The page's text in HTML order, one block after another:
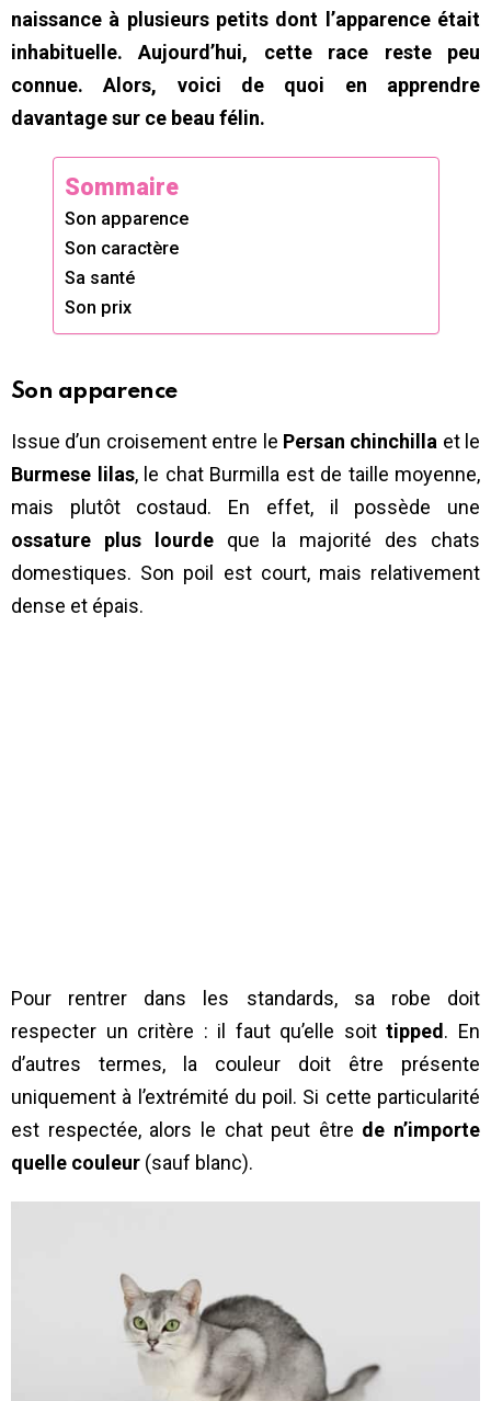
naissance à plusieurs petits dont l’apparence était
inhabituelle. Aujourd’hui, cette race reste peu
connue. Alors, voici de quoi en apprendre
davantage sur ce beau félin.
Sommaire
Son apparence
Son caractère
Sa santé
Son prix
Son apparence
Issue d’un croisement entre le Persan chinchilla et le
Burmese lilas, le chat Burmilla est de taille moyenne,
mais plutôt costaud. En effet, il possède une
ossature plus lourdeque la majorité des chats
domestiques. Son poil est court, mais relativement
dense et épais.
Pour rentrer dans les standards, sa robe doit
respecter un critère : il faut qu’elle soittipped. En
d’autres termes, la couleur doit être présente
uniquement à l’extrémité du poil. Si cette particularité
est respectée, alors le chat peut être de n’importe
quelle couleur (sauf blanc).